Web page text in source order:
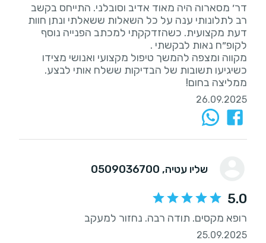
דר׳ מסארוה היה מאוד אדיב וסובלני. התייחס בקשב
רב לתלונותי ענה על כל השאלות ששאלתי ונתן חוות
דעת מקצועית. כשהזדקקתי למכתב הפנייה נוסף
מקווה ומצפה להמשך טיפול מקצועי ואנושי מצידו
ממליצה בחום!
26.09.2025
שליו עטיה, 0509036700
5.0
רופא מקסים. תודה רבה. נחזור למעקב
25.09.2025